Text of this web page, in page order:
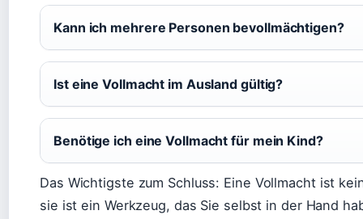
Kann ich mehrere Personen bevollmächtigen?
Ist eine Vollmacht im Ausland gültig?
Benötige ich eine Vollmacht für mein Kind?
Das Wichtigste zum Schluss: Eine Vollmacht ist
sie ist ein Werkzeug, das Sie selbst in der Hand